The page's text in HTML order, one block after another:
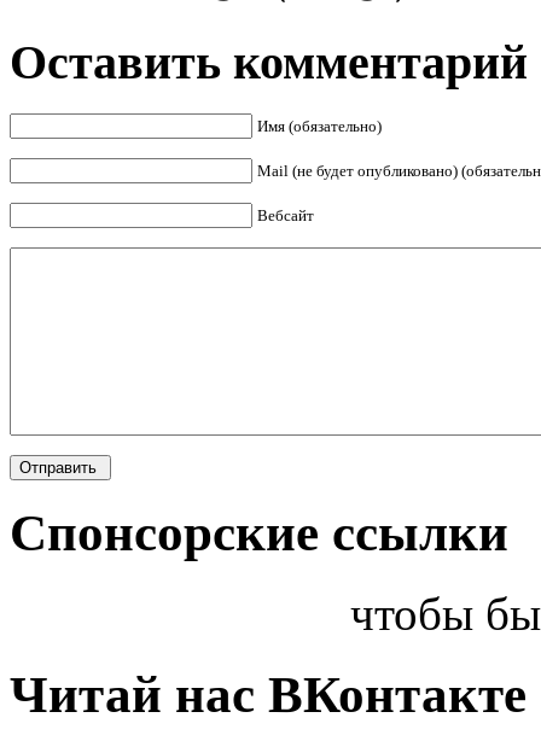
Оставить комментарий
Имя (обязательно)
Mail (не будет опубликовано)
Вебсайт
Спонсорские ссылки
чтобы
Читай нас ВКонтакте